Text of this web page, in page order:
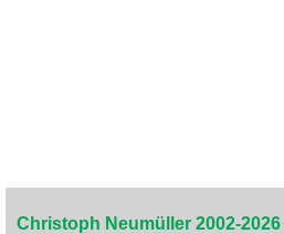
Christoph Neumüller 2002-2026